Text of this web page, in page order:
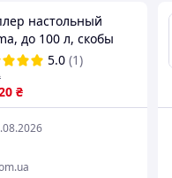
настольный
до 100 л, скобы
черный 4054N
5.0 (1)
₴